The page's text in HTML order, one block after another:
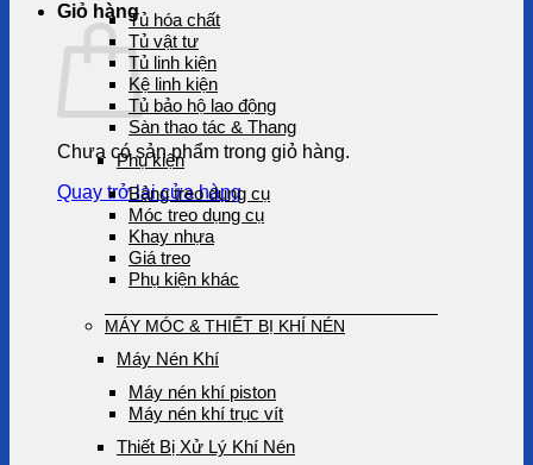
Giỏ hàng
Chưa có sản phẩm trong giỏ hàng.
Quay trở lại cửa hàng
Tủ hóa chất
Tủ vật tư
Tủ linh kiện
Kệ linh kiện
Tủ bảo hộ lao động
Sàn thao tác & Thang
Phụ kiện
Bảng treo dụng cụ
Móc treo dụng cụ
Khay nhựa
Giá treo
Phụ kiện khác
MÁY MÓC & THIẾT BỊ KHÍ NÉN
Máy Nén Khí
Máy nén khí piston
Máy nén khí trục vít
Thiết Bị Xử Lý Khí Nén